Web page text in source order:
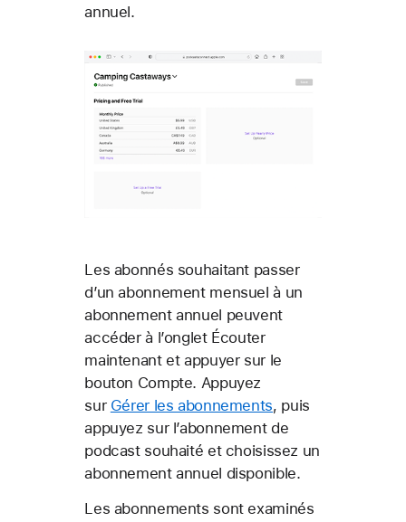
annuel.
Les abonnés souhaitant passer
d’un abonnement mensuel à un
abonnement annuel peuvent
accéder à l’onglet Écouter
maintenant et appuyer sur le
bouton Compte. Appuyez
sur Gérer les abonnements, puis
appuyez sur l’abonnement de
podcast souhaité et choisissez un
abonnement annuel disponible.
Les abonnements sont examinés